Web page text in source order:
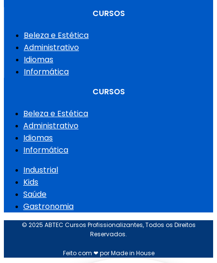
CURSOS
Beleza e Estética
Administrativo
Idiomas
Informática
CURSOS
Beleza e Estética
Administrativo
Idiomas
Informática
Industrial
Kids
Saúde
Gastronomia
© 2025 ABTEC Cursos Profissionalizantes, Todos os Direitos
Reservados.
Feito com ❤ por Made in House